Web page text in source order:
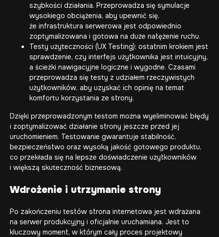
szybkości działania. Przeprowadza się symulacje
wysokiego obciążenia, aby upewnić się,
że infrastruktura serwerowa jest odpowiednio
zoptymalizowana i gotowa na duże natężenie ruchu.
Testy użyteczności (UX Testing): ostatnim krokiem jest
sprawdzenie, czy interfejs użytkownika jest intuicyjny,
a ścieżki nawigacyjne logiczne i wygodne. Czasami
przeprowadza się testy z udziałem rzeczywistych
użytkowników, aby uzyskać ich opinię na temat
komfortu korzystania ze strony.
Dzięki przeprowadzonym testom można wyeliminować błędy
i zoptymalizować działanie strony jeszcze przed jej
uruchomieniem. Testowanie gwarantuje stabilność,
bezpieczeństwo oraz wysoką jakość gotowego produktu,
co przekłada się na lepsze doświadczenie użytkowników
i większą skuteczność biznesową.
Wdrożenie i utrzymanie strony
Po zakończeniu testów strona internetowa jest wdrażana
na serwer produkcyjny i oficjalnie uruchamiana. Jest to
kluczowy moment, w którym cały proces projektowy